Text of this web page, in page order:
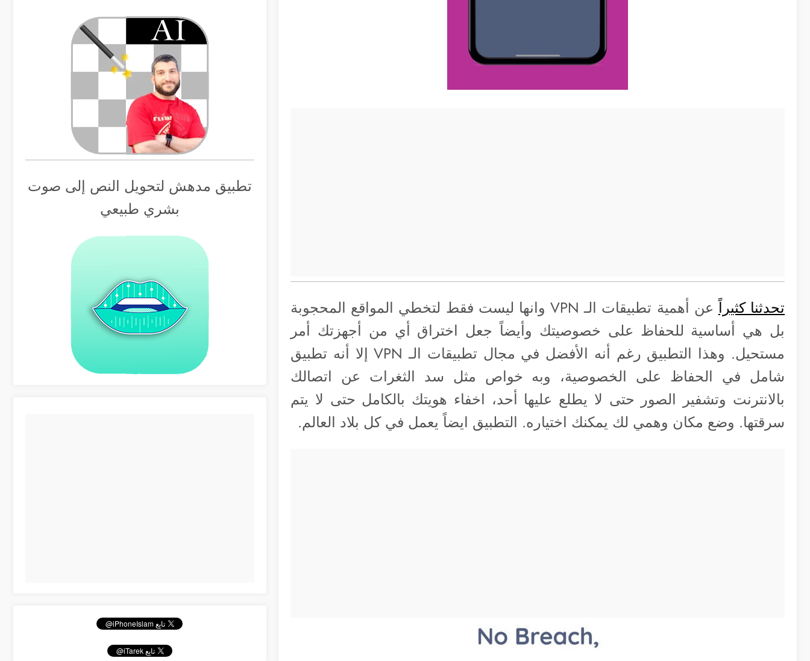
تحدثنا كثيراً
عن أهمية تطبيقات الـ VPN وانها ليست فقط لتخطي المواقع المحجوبة
بل هي أساسية للحفاظ على خصوصيتك وأيضاً جعل اختراق أي من أجهزتك أمر
مستحيل. وهذا التطبيق رغم أنه الأفضل في مجال تطبيقات الـ VPN إلا أنه تطبيق
شامل في الحفاظ على الخصوصية، وبه خواص مثل سد الثغرات عن اتصالك
بالانترنت وتشفير الصور حتى لا يطلع عليها أحد، اخفاء هويتك بالكامل حتى لا يتم
سرقتها. وضع مكان وهمي لك يمكنك اختياره. التطبيق ايضاً يعمل في كل بلاد العالم.
تطبيق مدهش لتحويل النص إلى صوت
بشري طبيعي